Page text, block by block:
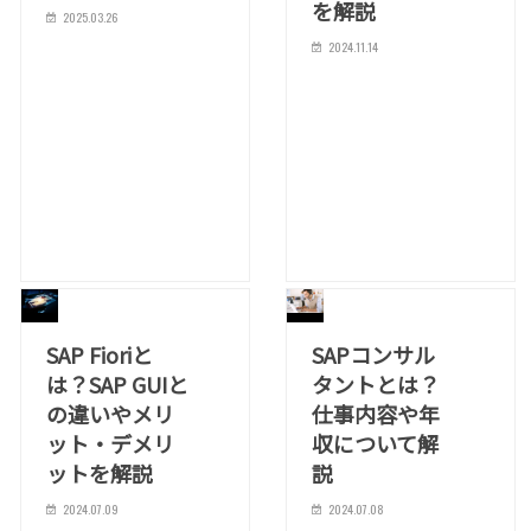
2025.03.26
を解説
2024.11.14
SAP Fioriと
は？SAP GUIと
の違いやメリ
ット・デメリ
ットを解説
2024.07.09
SAPコンサル
タントとは？
仕事内容や年
収について解
説
2024.07.08